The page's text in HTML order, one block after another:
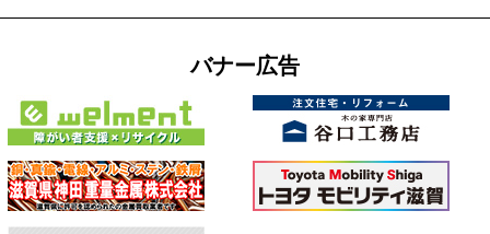
バナー広告